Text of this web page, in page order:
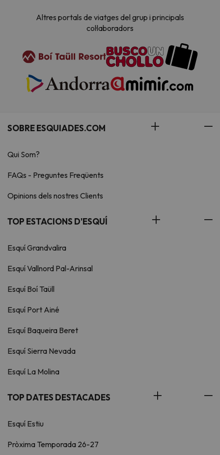
Altres portals de viatges del grup i principals
col·laboradors
SOBRE ESQUIADES.COM
Qui Som?
FAQs - Preguntes Freqüents
Opinions dels nostres Clients
TOP ESTACIONS D'ESQUÍ
Esquí Grandvalira
Esquí Vallnord Pal-Arinsal
Esquí Boí Taüll
Esquí Port Ainé
Esquí Baqueira Beret
Esquí Sierra Nevada
Esquí La Molina
TOP DATES DESTACADES
Esquí Estiu
Pròxima Temporada 26-27